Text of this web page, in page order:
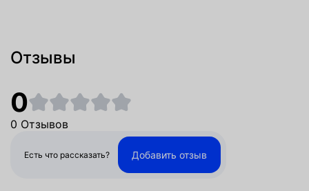
Отзывы
0
0 Отзывов
Есть что рассказать? Добавить отзыв